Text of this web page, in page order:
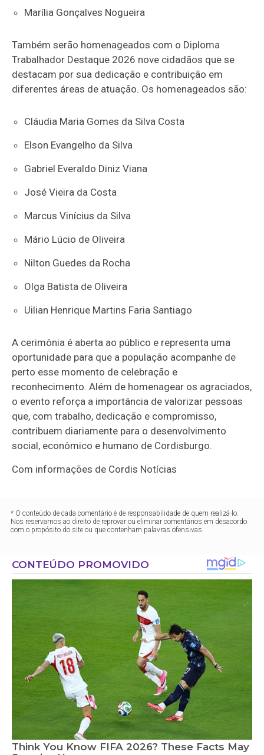
Marília Gonçalves Nogueira
Também serão homenageados com o Diploma
Trabalhador Destaque 2026 nove cidadãos que se
destacam por sua dedicação e contribuição em
diferentes áreas de atuação. Os homenageados são:
Cláudia Maria Gomes da Silva Costa
Elson Evangelho da Silva
Gabriel Everaldo Diniz Viana
José Vieira da Costa
Marcus Vinícius da Silva
Mário Lúcio de Oliveira
Nilton Guedes da Rocha
Olga Batista de Oliveira
Uilian Henrique Martins Faria Santiago
A cerimônia é aberta ao público e representa uma
oportunidade para que a população acompanhe de
perto esse momento de celebração e
reconhecimento. Além de homenagear os agraciados,
o evento reforça a importância de valorizar pessoas
que, com trabalho, dedicação e compromisso,
contribuem diariamente para o desenvolvimento
social, econômico e humano de Cordisburgo.
Com informações de Cordis Notícias
* O conteúdo de cada comentário é de responsabilidade de quem realizá-lo.
Nos reservamos ao direito de reprovar ou eliminar comentários em desacordo
com o propósito do site ou que contenham palavras ofensivas.